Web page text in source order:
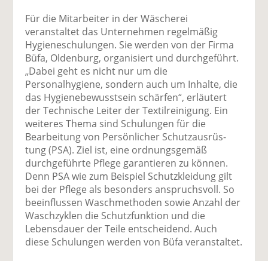
Für die Mitarbeiter in der Wäscherei
veranstaltet das Unternehmen regelmäßig
Hygieneschulungen. Sie werden von der Firma
Büfa, Oldenburg, organisiert und durchgeführt.
„Dabei geht es nicht nur um die
Personalhygiene, sondern auch um Inhalte, die
das Hygienebewusstsein schärfen“, erläutert
der Technische Leiter der Textilreinigung. Ein
weiteres Thema sind Schulungen für die
Bearbeitung von Persönlicher Schutzausrüs­
tung (PSA). Ziel ist, eine ordnungsgemäß
durchgeführte Pflege garantieren zu können.
Denn PSA wie zum Beispiel Schutzkleidung gilt
bei der Pflege als besonders anspruchsvoll. So
beeinflussen Waschmethoden sowie Anzahl der
Waschzyklen die Schutzfunktion und die
Lebensdauer der Teile entscheidend. Auch
diese Schulungen werden von Büfa veranstaltet.